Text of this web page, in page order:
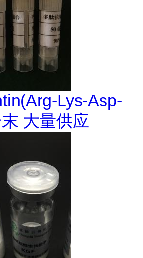
Lys-Asp-
大量供应